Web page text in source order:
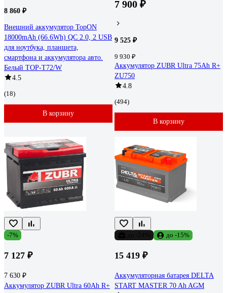
8 860 ₽
Внешний аккумулятор TopON
18000mAh (66.6Wh) QC 2.0, 2 USB
для ноутбука, планшета,
смартфона и аккумулятора авто.
Белый TOP-T72/W
4.5
(18)
В корзину
7 900 ₽
9 525 ₽
9 930 ₽
Аккумулятор ZUBR Ultra 75Ah R+
ZU750
4.8
(494)
В корзину
-7%
7 127 ₽
7 630 ₽
Аккумулятор ZUBR Ultra 60Ah R+
до -15%
15 419 ₽
Аккумуляторная батарея DELTA
START MASTER 70 Ah AGM